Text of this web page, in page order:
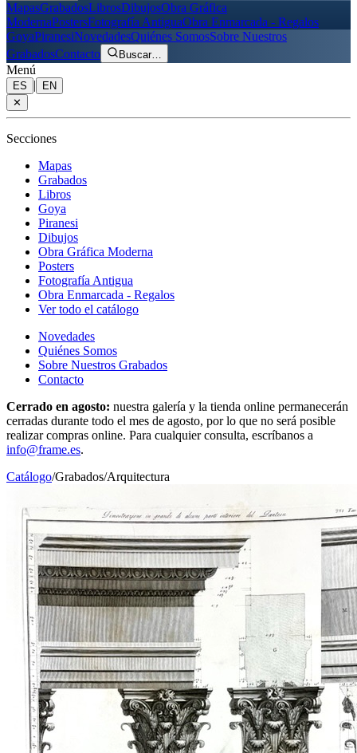
MapasGrabadosLibrosDibujosObra Gráfica
ModernaPostersFotografía AntiguaObra Enmarcada - Regalos
GoyaPiranesiNovedadesQuiénes SomosSobre Nuestros
GrabadosContacto Buscar…
Menú
ES |
EN
✕
Secciones
Mapas
Grabados
Libros
Goya
Piranesi
Dibujos
Obra Gráfica Moderna
Posters
Fotografía Antigua
Obra Enmarcada - Regalos
Ver todo el catálogo
Novedades
Quiénes Somos
Sobre Nuestros Grabados
Contacto
Cerrado en agosto: nuestra galería y la tienda online permanecerán
cerradas durante todo el mes de agosto, por lo que no será posible
realizar compras online. Para cualquier consulta, escríbanos a
info@frame.es.
Catálogo/Grabados/Arquitectura